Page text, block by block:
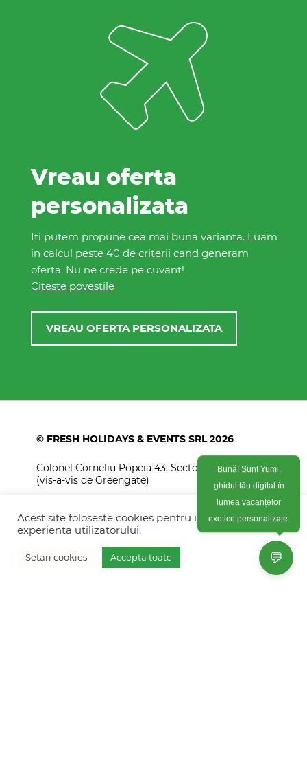
Vreau oferta
personalizata
Iti putem propune cea mai buna varianta. Luam
in calcul peste 40 de criterii cand generam
oferta. Nu ne crede pe cuvant!
Citeste povestile
VREAU OFERTA PERSONALIZATA
© FRESH HOLIDAYS & EVENTS SRL 2026
Colonel Corneliu Popeia 43, Sector 5, Bucuresti
(vis-a-vis de Greengate)
+40770 574 088
info@freshholidays.ro
Acest site foloseste cookies pentru imbunatati
experienta utilizatorului.
Setari cookies Accepta toate 💬
Bună! Sunt Yumi,
ghidul tău digital în
lumea vacanțelor
exotice personalizate.